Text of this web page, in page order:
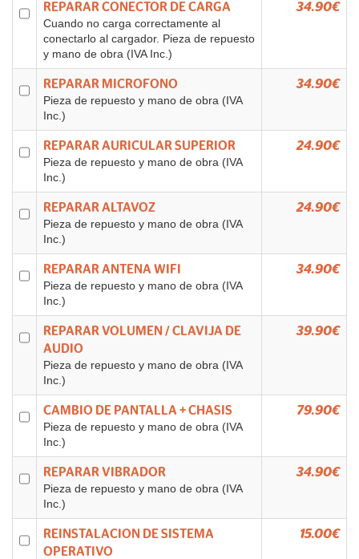
REPARAR CONECTOR DE CARGA
Cuando no carga correctamente al
conectarlo al cargador. Pieza de repuesto
y mano de obra (IVA Inc.)
34.90€
REPARAR MICROFONO
Pieza de repuesto y mano de obra (IVA
Inc.)
34.90€
REPARAR AURICULAR SUPERIOR
Pieza de repuesto y mano de obra (IVA
Inc.)
24.90€
REPARAR ALTAVOZ
Pieza de repuesto y mano de obra (IVA
Inc.)
24.90€
REPARAR ANTENA WIFI
Pieza de repuesto y mano de obra (IVA
Inc.)
34.90€
REPARAR VOLUMEN / CLAVIJA DE
AUDIO
Pieza de repuesto y mano de obra (IVA
Inc.)
39.90€
CAMBIO DE PANTALLA + CHASIS
Pieza de repuesto y mano de obra (IVA
Inc.)
79.90€
REPARAR VIBRADOR
Pieza de repuesto y mano de obra (IVA
Inc.)
34.90€
REINSTALACION DE SISTEMA
OPERATIVO
15.00€